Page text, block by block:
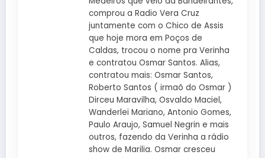
comprou a Radio Vera Cruz
juntamente com o Chico de Assis
que hoje mora em Poços de
Caldas, trocou o nome pra Verinha
e contratou Osmar Santos. Alias,
contratou mais: Osmar Santos,
Roberto Santos ( irmaõ do Osmar )
Dirceu Maravilha, Osvaldo Maciel,
Wanderlei Mariano, Antonio Gomes,
Paulo Araujo, Samuel Negrin e mais
outros, fazendo da Verinha a rádio
show de Marilia. Osmar cresceu